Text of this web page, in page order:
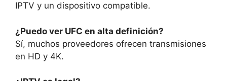
IPTV y un dispositivo compatible.
¿Puedo ver UFC en alta definición?
Sí, muchos proveedores ofrecen transmisiones
en HD y 4K.